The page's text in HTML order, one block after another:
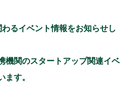
るイベント情報をお知らせし
機関のスタートアップ関連イベ
ます。